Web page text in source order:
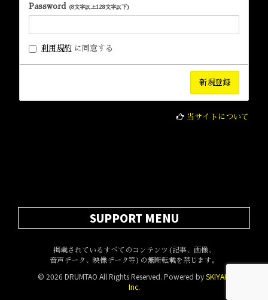
Password (8文字以上128文字以下)
利用規約 に同意する
当サイトについて
SUPPORT MENU
掲載されているすべてのコンテンツ(記事、画像、
音声データ、映像データ等)の無断転載を禁じます。
© 2026 DRUMTAO All Rights Reserved. Powered bySKIYAKI
Inc.